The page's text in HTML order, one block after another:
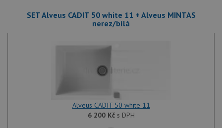
SET Alveus CADIT 50 white 11 + Alveus MINTAS
nerez/bílá
Alveus CADIT 50 white 11
6 200 Kčs DPH